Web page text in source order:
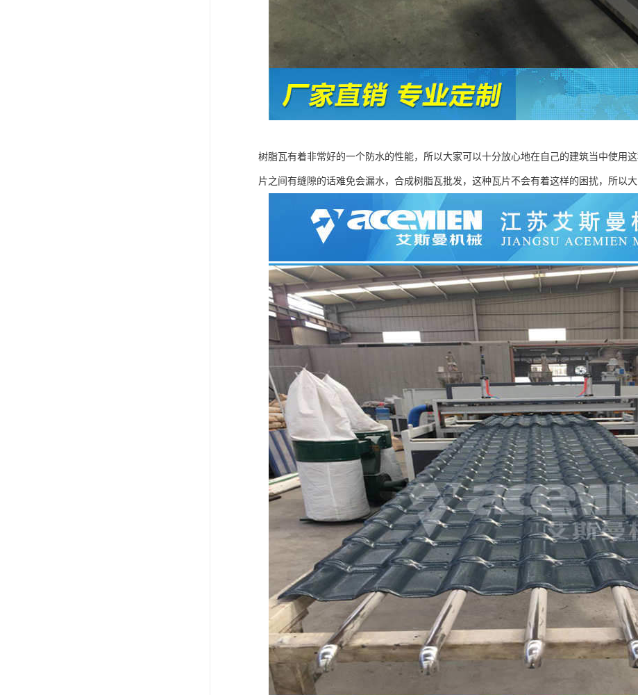
树脂瓦有着非常好的一个防水的性能，所以大家可以十分放心地在自己的建筑当中使用
片之间有缝隙的话难免会漏水，合成树脂瓦批发，这种瓦片不会有着这样的困扰，所以